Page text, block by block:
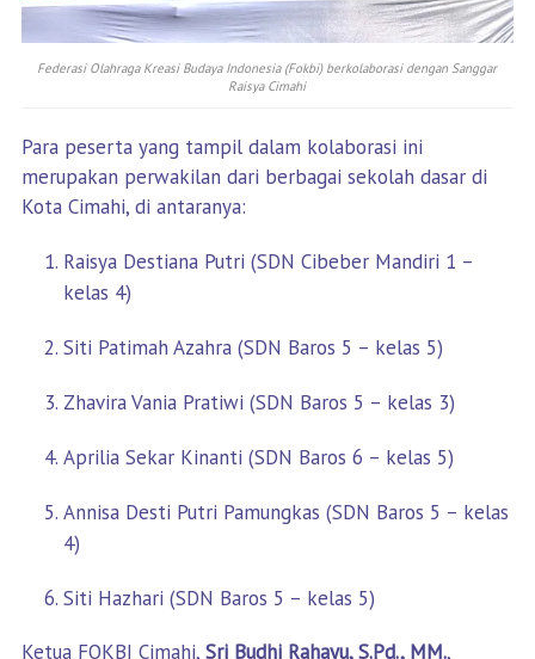
Federasi Olahraga Kreasi Budaya Indonesia (Fokbi) berkolaborasi dengan Sanggar
Raisya Cimahi
Para peserta yang tampil dalam kolaborasi ini
merupakan perwakilan dari berbagai sekolah dasar di
Kota Cimahi, di antaranya:
Raisya Destiana Putri (SDN Cibeber Mandiri 1 –
kelas 4)
Siti Patimah Azahra (SDN Baros 5 – kelas 5)
Zhavira Vania Pratiwi (SDN Baros 5 – kelas 3)
Aprilia Sekar Kinanti (SDN Baros 6 – kelas 5)
Annisa Desti Putri Pamungkas (SDN Baros 5 – kelas
4)
Siti Hazhari (SDN Baros 5 – kelas 5)
Ketua FOKBI Cimahi, Sri Budhi Rahayu, S.Pd., MM.,